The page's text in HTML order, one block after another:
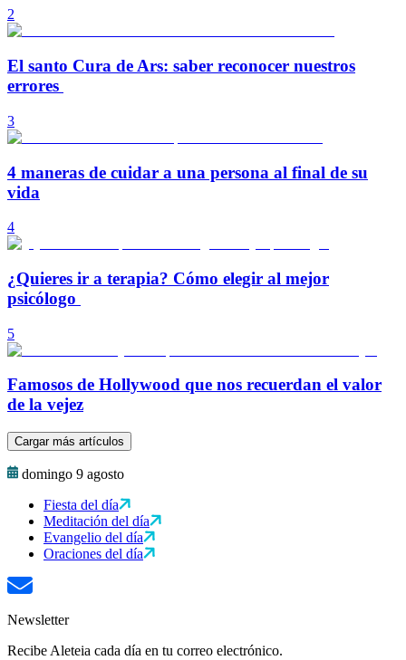
2
El santo Cura de Ars: saber reconocer nuestros
errores
3
4 maneras de cuidar a una persona al final de su
vida
4
¿Quieres ir a terapia? Cómo elegir al mejor
psicólogo
5
Famosos de Hollywood que nos recuerdan el valor
de la vejez
Cargar más artículos
domingo 9 agosto
Fiesta del día
Meditación del día
Evangelio del día
Oraciones del día
Newsletter
Recibe Aleteia cada día en tu correo electrónico.